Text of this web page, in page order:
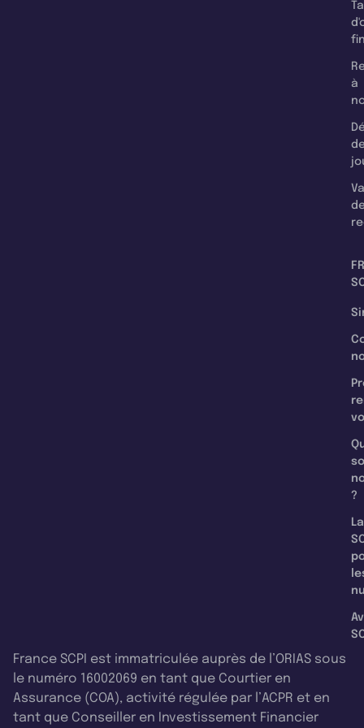
à
?
La
France SCPI est immatriculée auprès de l’ORIAS sous
le numéro 16002069 en tant que Courtier en
Assurance (COA), activité régulée par l’ACPR et en
tant que Conseiller en Investissement Financier